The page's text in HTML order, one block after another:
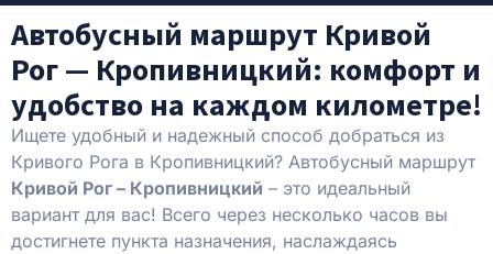
Автобусный маршрут Кривой
Рог — Кропивницкий: комфорт и
удобство на каждом километре!
Ищете удобный и надежный способ добраться из
Кривого Рога в Кропивницкий? Автобусный маршрут
Кривой Рог – Кропивницкий – это идеальный
вариант для вас! Всего через несколько часов вы
достигнете пункта назначения, наслаждаясь